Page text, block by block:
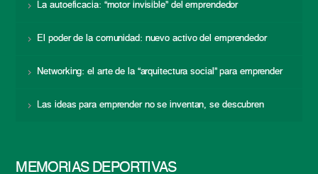
La autoeficacia: “motor invisible” del emprendedor
El poder de la comunidad: nuevo activo del emprendedor
Networking: el arte de la “arquitectura social” para emprender
Las ideas para emprender no se inventan, se descubren
MEMORIAS DEPORTIVAS